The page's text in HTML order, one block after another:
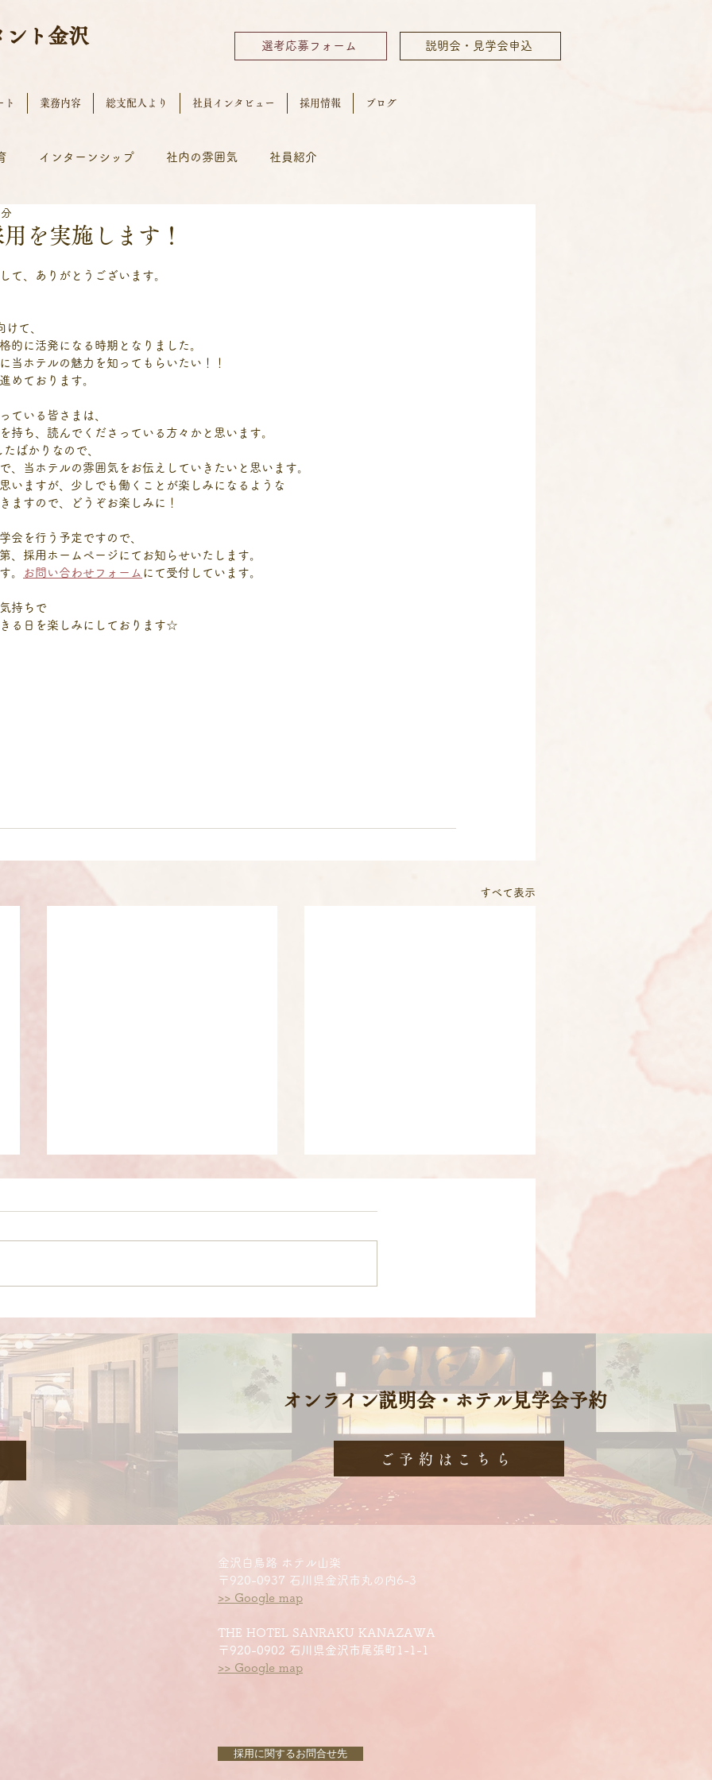
ト 金沢 選考応募フォーム 説明会・見学会申込
ト 業務内容 総支配人より 社員インタビュー 採用情報 ブログ
インターンシップ 社内の雰囲気 社員紹介
を実施します！
て、ありがとうございます。
て、
的に活発になる時期となりました。
当ホテルの魅力を知ってもらいたい！！
めております。
ている皆さまは、
持ち、読んでくださっている方々かと思います。
ばかりなので、
、当ホテルの雰囲気をお伝えしていきたいと思います。
いますが、少しでも働くことが楽しみになるような
ますので、どうぞお楽しみに！
会を行う予定ですので、
、採用ホームページにてお知らせいたします。
。
お問い合わせフォーム にて受付しています。
持ちで
る日を楽しみにしております☆
すべて表示
2025年度 入社式を開催いた
しました！
2025年度新卒採用 エントリ
ー受付を締め切りました。
オンライン説明会・ホテル見学会予約
ご予約はこちら
金沢白鳥路 ホテル山楽
〒920-0937 石川県金沢市丸の内6-3
>> Google map
THE HOTEL SANRAKU KANAZAWA
​〒920-0902 石川県金沢市尾張町1-1-1
>> Google map
採用に関するお問合せ先